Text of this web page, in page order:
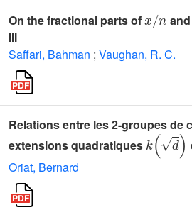
On the fractional parts of
n
III
Saffari, Bahman ; Vaughan, R. C.
Relations entre les 2-groupes de
extensions quadratiques
k(d)
Oriat, Bernard